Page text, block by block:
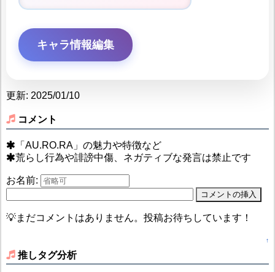
キャラ情報編集
更新: 2025/01/10
コメント
「AU.RO.RA」の魅力や特徴など
荒らし行為や誹謗中傷、ネガティブな発言は禁止です
お名前:
💡まだコメントはありません。投稿お待ちしています！
↑
推しタグ分析